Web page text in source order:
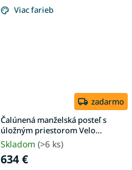
Viac farieb
zadarmo
Čalúnená manželská posteľ s
úložným priestorom Velo
180x200 - krémová Anthology
Skladom (>6 ks)
634 €